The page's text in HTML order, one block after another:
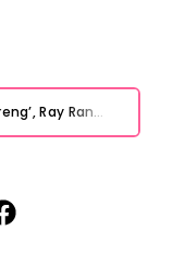
Prabowo Sebut ‘Londo Ireng’, Ray Rangkuti Desak DPR Bersikap, Ini Ulasan Politiknya